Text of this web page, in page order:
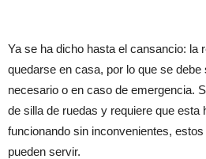
Ya se ha dicho hasta el cansancio: la
quedarse en casa, por lo que se
necesario o en caso de emergencia.
de silla de ruedas y requiere que esta
funcionando sin inconvenientes,
pueden servir.